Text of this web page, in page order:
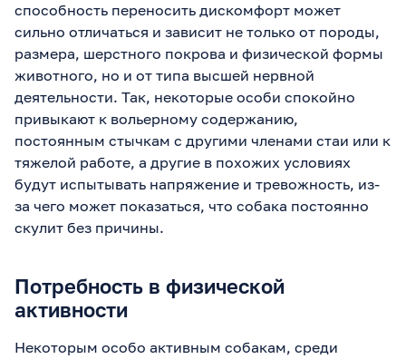
способность переносить дискомфорт может
сильно отличаться и зависит не только от породы,
размера, шерстного покрова и физической формы
животного, но и от типа высшей нервной
деятельности. Так, некоторые особи спокойно
привыкают к вольерному содержанию,
постоянным стычкам с другими членами стаи или к
тяжелой работе, а другие в похожих условиях
будут испытывать напряжение и тревожность, из-
за чего может показаться, что собака постоянно
скулит без причины.
Потребность в физической
активности
Некоторым особо активным собакам, среди